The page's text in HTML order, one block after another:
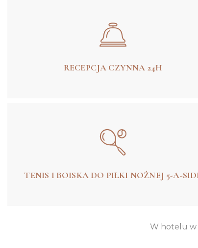
RECEPCJA CZYNNA 24H
TENIS I BOISKA DO PIŁKI NOŻNEJ 5-A-
W hotelu w